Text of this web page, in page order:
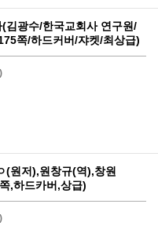
김광수/한국교회사 연구원/
쪽/하드커버/쟈켓/최상급)
(원저),원창규(역),창원
,하드카버,상급)